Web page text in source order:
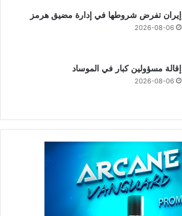
إيران تفرض شروطها في إدارة مضيق هرمز
2026-08-06
إقالة مسؤولين كبار في الموساد
2026-08-06